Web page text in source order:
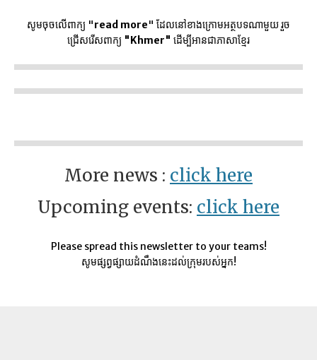
សូមចុចលើពាក្យ "read more" ដែលនៅខាងក្រោមអត្ថបទណាមួយ​ រួច
ជ្រើសរើសពាក្យ "Khmer" ដើម្បីអានជាភាសាខ្មែរ
More news : click here
Upcoming events: click here
Please spread this newsletter to your teams!
សូមផ្សព្វផ្សាយដំណឹងនេះដល់ក្រុមរបស់អ្នក!